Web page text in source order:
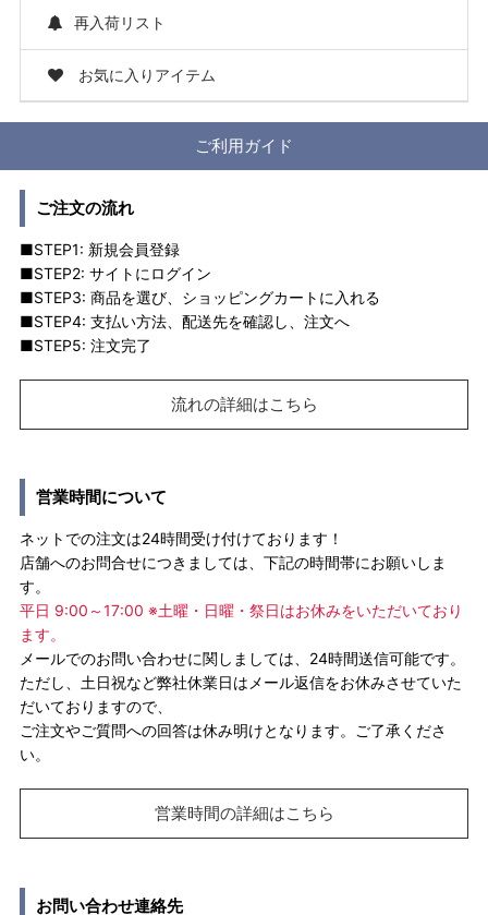
再入荷リスト
お気に入りアイテム
ご利用ガイド
ご注文の流れ
■STEP1: 新規会員登録
■STEP2: サイトにログイン
■STEP3: 商品を選び、ショッピングカートに入れる
■STEP4: 支払い方法、配送先を確認し、注文へ
■STEP5: 注文完了
流れの詳細はこちら
営業時間について
ネットでの注文は24時間受け付けております！
店舗へのお問合せにつきましては、下記の時間帯にお願いしま
す。
平日 9:00～17:00 ※土曜・日曜・祭日はお休みをいただいており
ます。
メールでのお問い合わせに関しましては、24時間送信可能です。
ただし、土日祝など弊社休業日はメール返信をお休みさせていた
だいておりますので、
ご注文やご質問への回答は休み明けとなります。ご了承くださ
い。
営業時間の詳細はこちら
お問い合わせ連絡先